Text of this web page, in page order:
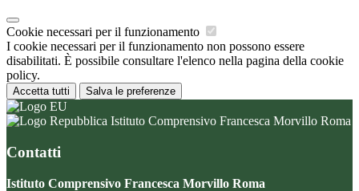
Cookie necessari per il funzionamento
I cookie necessari per il funzionamento non possono essere
disabilitati. È possibile consultare l'elenco nella pagina della cookie
policy.
Accetta tutti Salva le preferenze
Istituto Comprensivo Francesca Morvillo Roma
Contatti
Istituto Comprensivo Francesca Morvillo Roma